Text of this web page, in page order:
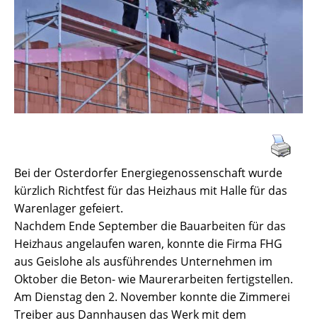
Bei der Osterdorfer Energiegenossenschaft wurde
kürzlich Richtfest für das Heizhaus mit Halle für das
Warenlager gefeiert.
Nachdem Ende September die Bauarbeiten für das
Heizhaus angelaufen waren, konnte die Firma FHG
aus Geislohe als ausführendes Unternehmen im
Oktober die Beton- wie Maurerarbeiten fertigstellen.
Am Dienstag den 2. November konnte die Zimmerei
Treiber aus Dannhausen das Werk mit dem